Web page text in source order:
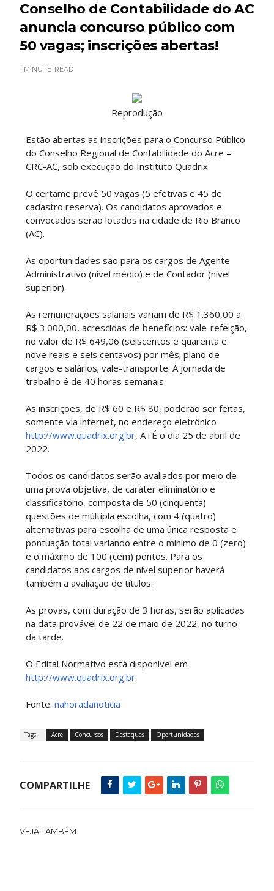
Conselho de Contabilidade do AC
anuncia concurso público com
50 vagas; inscrições abertas!
1 MINUTE READ
Reprodução
Estão abertas as inscrições para o Concurso Público
do Conselho Regional de Contabilidade do Acre –
CRC-AC, sob execução do Instituto Quadrix.
O certame prevê 50 vagas (5 efetivas e 45 de
cadastro reserva). Os candidatos aprovados e
convocados serão lotados na cidade de Rio Branco
(AC).
As oportunidades são para os cargos de Agente
Administrativo (nível médio) e de Contador (nível
superior).
As remunerações salariais variam de R$ 1.360,00 a
R$ 3.000,00, acrescidas de benefícios: vale-refeição,
no valor de R$ 649,06 (seiscentos e quarenta e
nove reais e seis centavos) por mês; plano de
cargos e salários; vale-transporte. A jornada de
trabalho é de 40 horas semanais.
As inscrições, de R$ 60 e R$ 80, poderão ser feitas,
somente via internet, no endereço eletrônico
http://www.quadrix.org.br, ATÉ o dia 25 de abril de
2022.
Todos os candidatos serão avaliados por meio de
uma prova objetiva, de caráter eliminatório e
classificatório, composta de 50 (cinquenta)
questões de múltipla escolha, com 4 (quatro)
alternativas para escolha de uma única resposta e
pontuação total variando entre o mínimo de 0 (zero)
e o máximo de 100 (cem) pontos. Para os
candidatos aos cargos de nível superior haverá
também a avaliação de títulos.
As provas, com duração de 3 horas, serão aplicadas
na data provável de 22 de maio de 2022, no turno
da tarde.
O Edital Normativo está disponível em
http://www.quadrix.org.br.
Fonte: nahoradanoticia
Tags : Acre Concursos Destaques Oportunidades
COMPARTILHE
VEJA TAMBÉM